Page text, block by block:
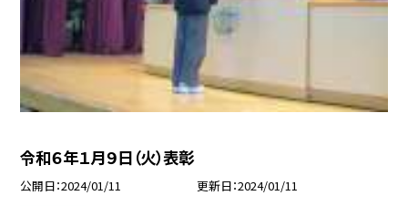
令和６年１月９日（火）表彰
公開日 2024/01/11 更新日 2024/01/11